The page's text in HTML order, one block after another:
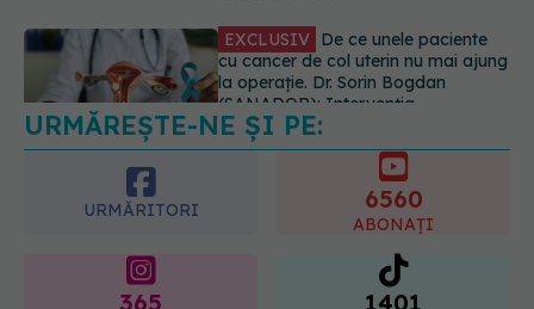
particulare
06.08.2026, 20:45
EXCLUSIV Ce grăbește apariția
ridurilor. Nu este doar vârsta. Ce
spun dermatologii
URMĂREȘTE-NE ȘI PE:
URMĂRITORI 6560
ABONAȚI
365
URMĂRITORI
1401
URMĂRITORI